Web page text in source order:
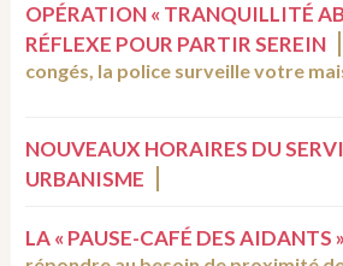
OPÉRATION « TRANQUILLITÉ
RÉFLEXE POUR PARTIR SEREIN
congés, la police surveille votre
NOUVEAUX HORAIRES DU
URBANISME
LA « PAUSE-CAFÉ DES AIDANTS »